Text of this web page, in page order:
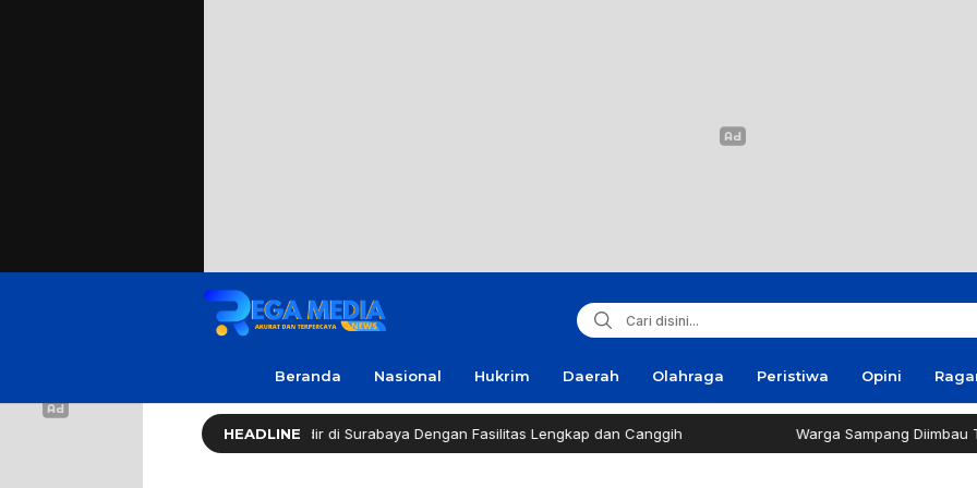
Beranda Nasional Hukrim Daerah Olahraga Peristiwa Opini
HEADLINE
Healthy Long Life (HLL) Kini Hadir di Surabaya Dengan Fasilitas Lengkap dan Canggih Warga Sampang Diimbau Tak Bakar